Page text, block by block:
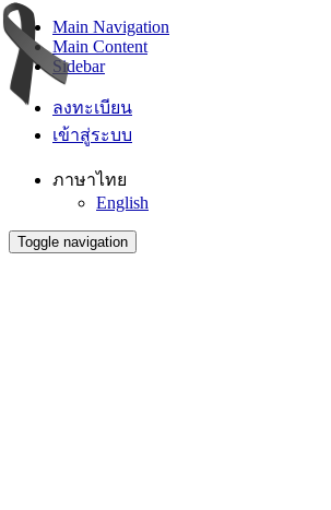
Main Navigation
Main Content
Sidebar
ลงทะเบียน
เข้าสู่ระบบ
ภาษาไทย
English
Toggle navigation